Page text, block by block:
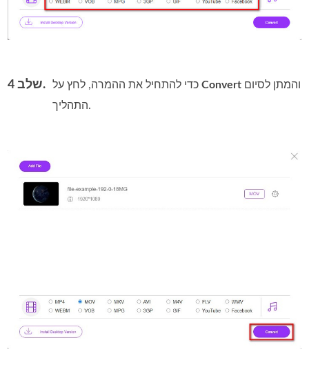
שלב 4. כדי להתחיל את ההמרה, לחץ עלConvert
התהליך.